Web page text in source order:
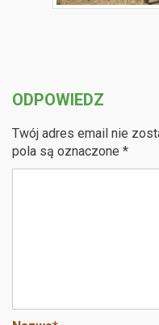
ODPOWIEDZ
Twój adres email nie
pola są oznaczone *